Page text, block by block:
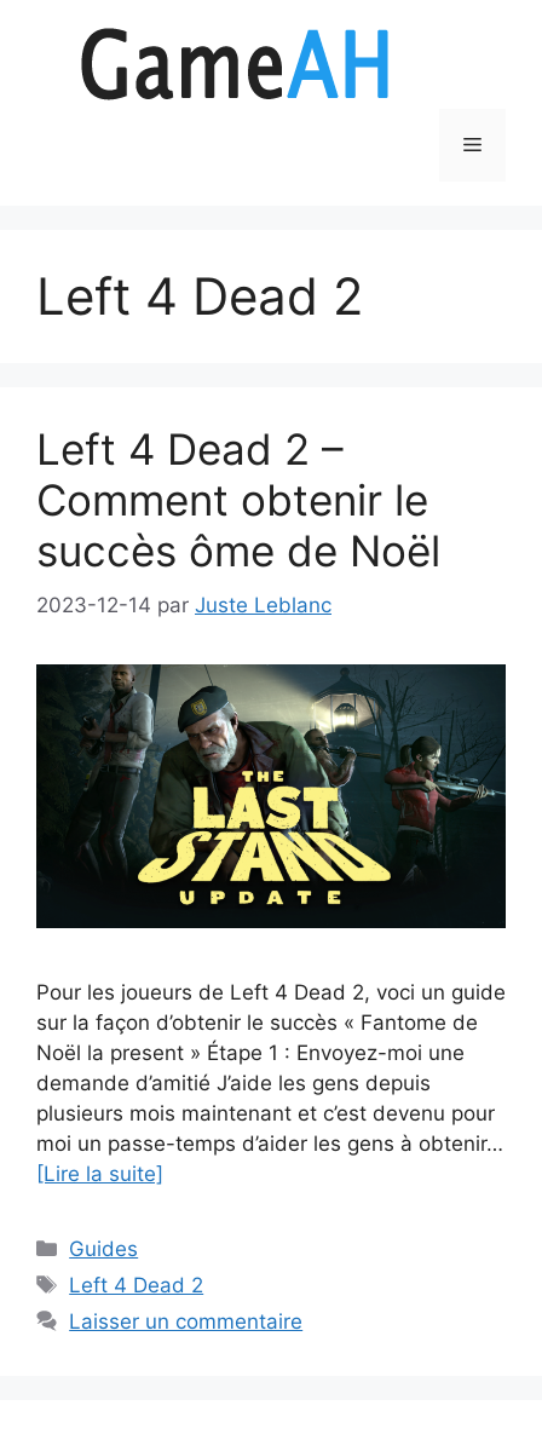
Menu
Left 4 Dead 2
Left 4 Dead 2 –
Comment obtenir le
succès ôme de Noël
2023-12-14 par Juste Leblanc
Pour les joueurs de Left 4 Dead 2, voci un guide
sur la façon d’obtenir le succès « Fantome de
Noël la present » Étape 1 : Envoyez-moi une
demande d’amitié J’aide les gens depuis
plusieurs mois maintenant et c’est devenu pour
moi un passe-temps d’aider les gens à obtenir…
[Lire la suite]
Catégories
Guides
Étiquettes
Left 4 Dead 2
Laisser un commentaire